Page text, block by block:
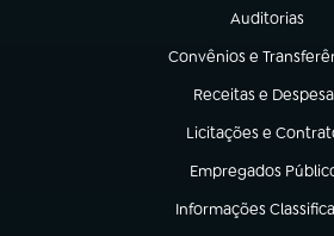
Auditorias
(abre em nova
Convênios e
(abre em nova aba)
Receitas e
(abre em nova aba)
Licitações e
(abre em nova aba)
Empregados
(abre em nova aba)
Informações
(abre em nova aba)